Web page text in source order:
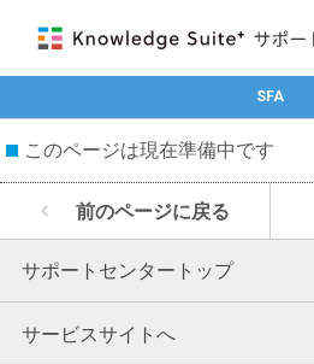
SFA
このページは現在準備中です
前のページに戻る
サポートセンタートップ
サービスサイトへ